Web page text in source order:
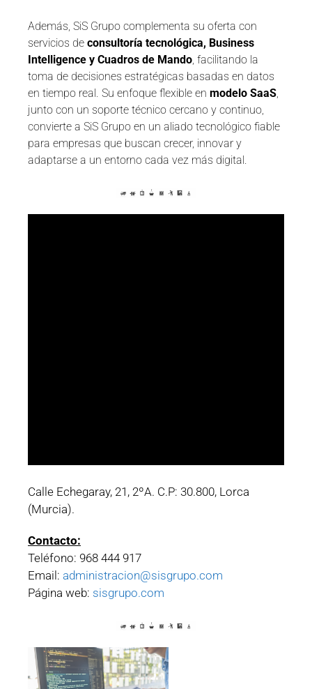
Además, SiS Grupo complementa su oferta con
servicios de consultoría tecnológica, Business
Intelligence y Cuadros de Mando , facilitando la
toma de decisiones estratégicas basadas en datos
en tiempo real. Su enfoque flexible en modelo SaaS
junto con un soporte técnico cercano y continuo,
convierte a SiS Grupo en un aliado tecnológico fiable
para empresas que buscan crecer, innovar y
adaptarse a un entorno cada vez más digital.
Calle Echegaray, 21, 2ºA. C.P: 30.800, Lorca
(Murcia).
Contacto:
Teléfono: 968 444 917
Email: administracion@sisgrupo.com
Página web: sisgrupo.com